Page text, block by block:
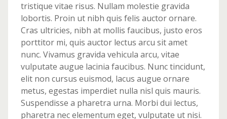
tristique vitae risus. Nullam molestie gravida
lobortis. Proin ut nibh quis felis auctor ornare.
Cras ultricies, nibh at mollis faucibus, justo eros
porttitor mi, quis auctor lectus arcu sit amet
nunc. Vivamus gravida vehicula arcu, vitae
vulputate augue lacinia faucibus. Nunc tincidunt,
elit non cursus euismod, lacus augue ornare
metus, egestas imperdiet nulla nisl quis mauris.
Suspendisse a pharetra urna. Morbi dui lectus,
pharetra nec elementum eget, vulputate ut nisi.